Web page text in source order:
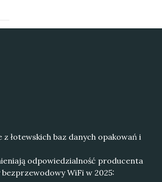
łotewskich baz danych opakowań i
odpowiedzialność producenta
WiFi w 2025: